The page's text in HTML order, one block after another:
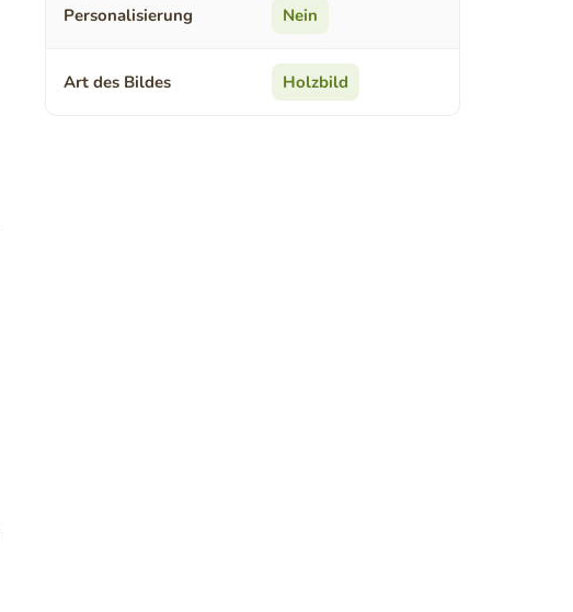
Personalisierung Nein
Art des Bildes Holzbild